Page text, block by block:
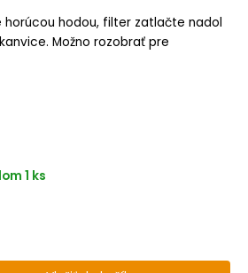
horúcou hodou, filter zatlačte nadol
Možno rozobrať pre
1 ks